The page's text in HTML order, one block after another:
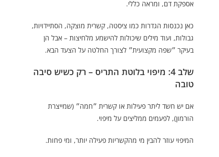
אספקת דם, ומראה כללי.
כאן נכנסות הגדרות כמו ציסטה, קשרית מוצקה, הסתיידויות,
גבולות, ועוד מילים שיכולות להישמע מלחיצות – אבל הן
בעיקר ״שפה מקצועית״ לצורך החלטה על הצעד הבא.
שלב 4: מיפוי בלוטת התריס – רק כשיש סיבה
טובה
אם יש חשד ליתר פעילות או קשרית ״חמה״ (שמייצרת
הורמון), לפעמים ממליצים על מיפוי.
המיפוי עוזר להבין מי מהקשריות פעילה יותר, ומי פחות.